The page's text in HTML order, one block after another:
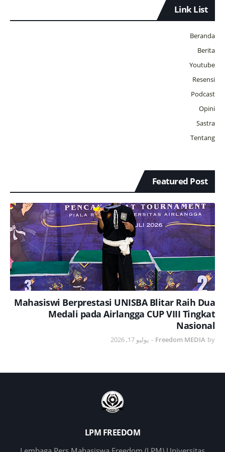
Link List
Beranda
Berita
Youtube
Resensi
Podcast
Opini
Sastra
Tentang
Featured Post
Mahasiswi Berprestasi UNISBA Blitar Raih Dua
Medali pada Airlangga CUP VIII Tingkat
Nasional
by
Freedom MEDIA
- يوليو 17, 2026
LPM FREEDOM